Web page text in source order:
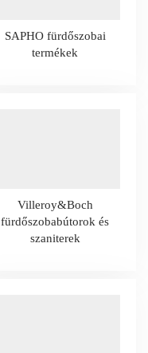
SAPHO fürdőszobai
termékek
Villeroy&Boch
fürdőszobabútorok és
szaniterek